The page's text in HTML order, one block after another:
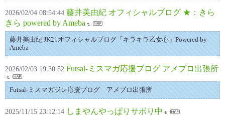
2026/02/04 08:54:44 藤井美由紀 オフィシャルブログ ★：きら
きら powered by Ameba
藤井美由紀 JK21オフィシャルブログ「キラキラ乙女心」Powered by
Ameba
2026/02/03 19:30:52 Futsal-ミスマガ応援ブログ アメブロ出張所
Futsal-ミスマガジン応援ブログ アメブロ出張所
2025/11/15 23:12:14 しまやんやっぱりサボり中